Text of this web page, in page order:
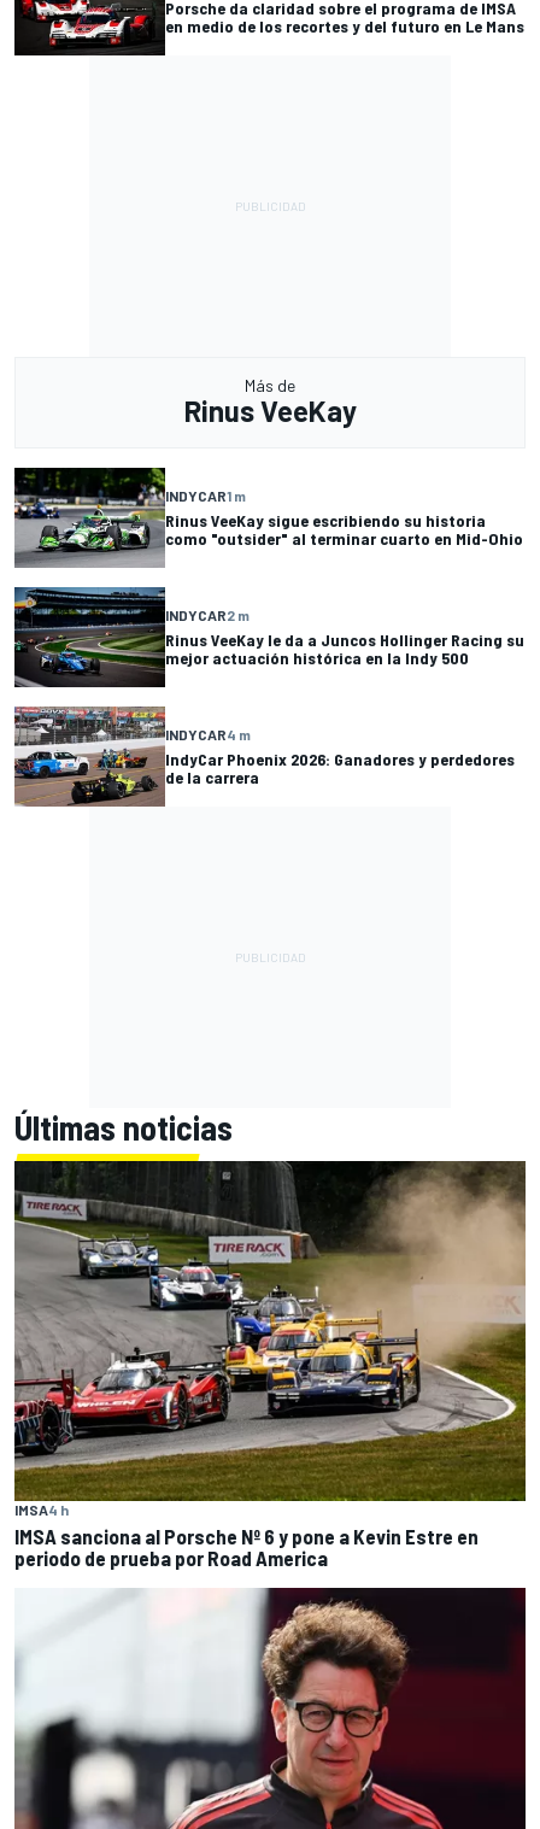
Porsche da claridad sobre el programa de IMSA
en medio de los recortes y del futuro en Le Mans
Más de
Rinus VeeKay
INDYCAR1 m
Rinus VeeKay sigue escribiendo su historia
como "outsider" al terminar cuarto en Mid-Ohio
INDYCAR2 m
Rinus VeeKay le da a Juncos Hollinger Racing su
mejor actuación histórica en la Indy 500
INDYCAR4 m
IndyCar Phoenix 2026: Ganadores y perdedores
de la carrera
Últimas noticias
IMSA4 h
IMSA sanciona al Porsche Nº 6 y pone a Kevin Estre en
periodo de prueba por Road America